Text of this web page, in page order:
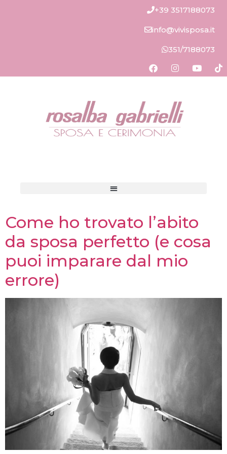
+39 3517188073
info@vivisposa.it
351/7188073
Come ho trovato l’abito
da sposa perfetto (e cosa
puoi imparare dal mio
errore)